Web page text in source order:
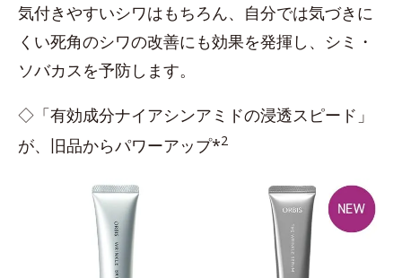
気付きやすいシワはもちろん、自分では気づきに
くい死角のシワの改善にも効果を発揮し、シミ・
ソバカスを予防します。
◇「有効成分ナイアシンアミドの浸透スピード」
が、旧品からパワーアップ*2